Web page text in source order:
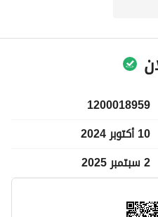
1200018959
10 أكتوبر 2024
2 سبتمبر 2025